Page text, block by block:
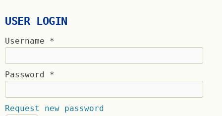
USER LOGIN
Username *
Password *
Request new password